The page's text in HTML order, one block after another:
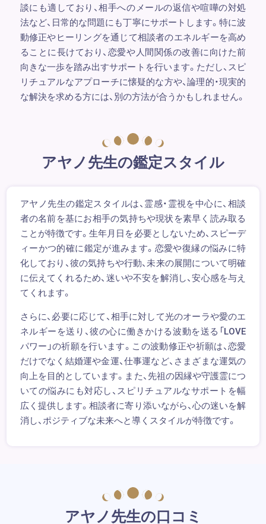
談にも適しており、相手へのメールの返信や喧嘩の対処
法など、日常的な問題にも丁寧にサポートします。特に波
動修正やヒーリングを通じて相談者のエネルギーを高め
ることに長けており、恋愛や人間関係の改善に向けた前
向きな一歩を踏み出すサポートを行います。ただし、スピ
リチュアルなアプローチに懐疑的な方や、論理的・現実的
な解決を求める方には、別の方法が合うかもしれません。
アヤノ先生の鑑定スタイル
アヤノ先生の鑑定スタイルは、霊感・霊視を中心に、相談
者の名前を基にお相手の気持ちや現状を素早く読み取る
ことが特徴です。生年月日を必要としないため、スピーデ
ィーかつ的確に鑑定が進みます。恋愛や復縁の悩みに特
化しており、彼の気持ちや行動、未来の展開について明確
に伝えてくれるため、迷いや不安を解消し、安心感を与え
てくれます。
さらに、必要に応じて、相手に対して光のオーラや愛のエ
ネルギーを送り、彼の心に働きかける波動を送る「LOVE
パワー」の祈願を行います。この波動修正や祈願は、恋愛
だけでなく結婚運や金運、仕事運など、さまざまな運気の
向上を目的としています。また、先祖の因縁や守護霊につ
いての悩みにも対応し、スピリチュアルなサポートを幅
広く提供します。相談者に寄り添いながら、心の迷いを解
消し、ポジティブな未来へと導くスタイルが特徴です。
アヤノ先生の口コミ